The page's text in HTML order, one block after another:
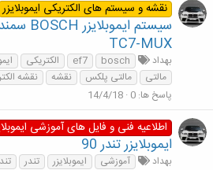
نقشه و سیستم های الکتریکی ایموبلایزر
TC7-MUX
بهداد bosch
ef7 الکتریکی
مالتی
مالتی پلکس نقشه نقشه
پاسخ ها 0
14/4/18
اطلاعیه فنی و فایل های آموزشی
ایموبلایزر تندر 90
بهداد آموزشی ایموبلایزر تندر